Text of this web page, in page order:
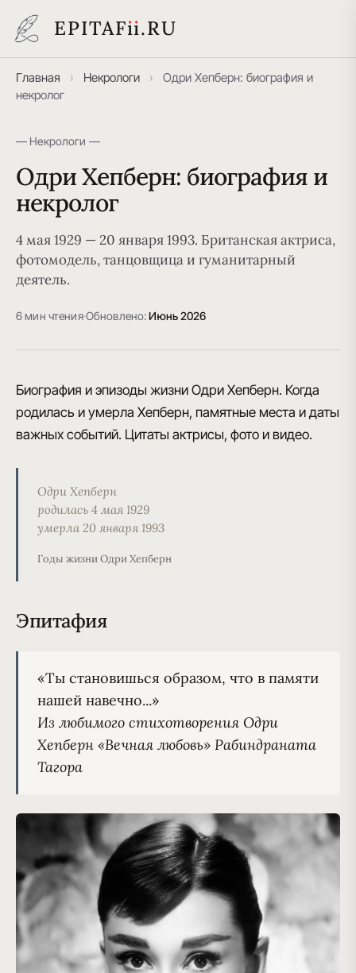
EPITAFii.RU
Главная › Некрологи ›
Одри Хепберн: биография и
некролог
— Некрологи —
Одри Хепберн: биография и
некролог
4 мая 1929 — 20 января 1993. Британская актриса,
фотомодель, танцовщица и гуманитарный
деятель.
6 мин чтения·Обновлено:Июнь 2026
Биография и эпизоды жизни Одри Хепберн. Когда
родилась и умерла Хепберн, памятные места и даты
важных событий. Цитаты актрисы, фото и видео.
Одри Хепберн
родилась 4 мая 1929
умерла 20 января 1993
Годы жизни Одри Хепберн
Эпитафия
«Ты становишься образом, что в памяти
нашей навечно...»
Из любимого стихотворения Одри
Хепберн «Вечная любовь» Рабиндраната
Тагора